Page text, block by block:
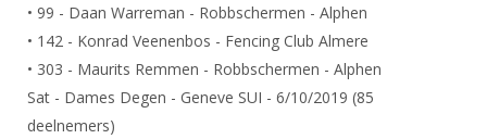
Leden van Verdiensten
Vacatures
Rolstoelschermen
Wedstrijdkalender
Atletencommissie
Internationale Titeltoernooien
Internationale aanmeldingen
Nationale opleidingen
Internationale opleidingen
Opleidingen
Leraar
• 99 - Daan Warreman - Robbschermen - Alphen
• 142 - Konrad Veenenbos - Fencing Club Almere
• 303 - Maurits Remmen - Robbschermen - Alphen
Sat - Dames Degen - Geneve SUI - 6/10/2019 (85
deelnemers)